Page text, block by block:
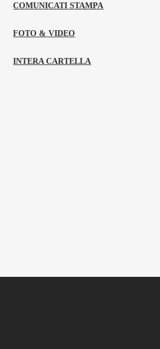
COMUNICATI STAMPA
FOTO & VIDEO
INTERA CARTELLA